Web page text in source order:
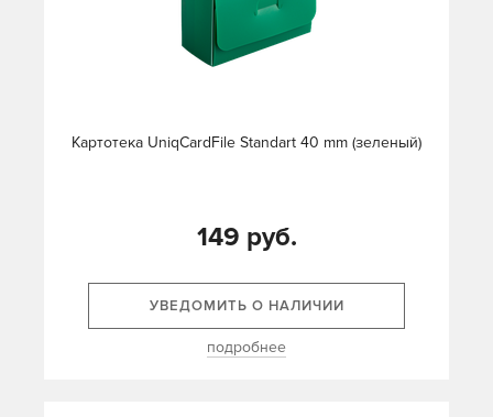
Картотека UniqCardFile Standart 40 mm (зеленый)
149 руб.
УВЕДОМИТЬ О НАЛИЧИИ
подробнее